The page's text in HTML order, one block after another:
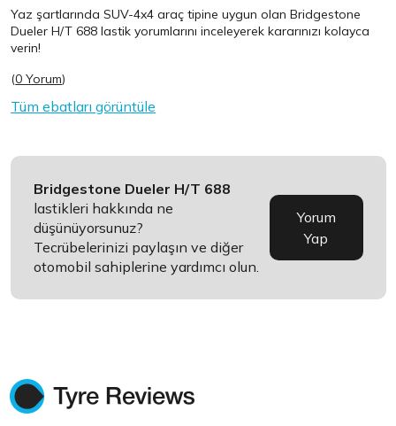
Yaz şartlarında SUV-4x4 araç tipine uygun olanBridgestone
Dueler H/T 688 lastik yorumlarını inceleyerek kararınızı kolayca
verin!
(0 Yorum)
Tüm ebatları görüntüle
Bridgestone Dueler H/T 688
lastikleri hakkında ne
düşünüyorsunuz?
Tecrübelerinizi paylaşın ve diğer
otomobil sahiplerine yardımcı olun.
Yorum
Yap